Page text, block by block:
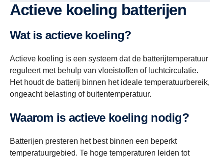
Actieve koeling batterijen
Wat is actieve koeling?
Actieve koeling is een systeem dat de batterijtemperatuur
reguleert met behulp van vloeistoffen of luchtcirculatie.
Het houdt de batterij binnen het ideale temperatuurbereik,
ongeacht belasting of buitentemperatuur.
Waarom is actieve koeling nodig?
Batterijen presteren het best binnen een beperkt
temperatuurgebied. Te hoge temperaturen leiden tot